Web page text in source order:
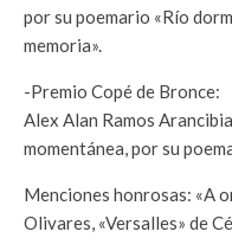
por su poemario «Río
memoria».
-Premio Copé de Bronce:
Alex Alan Ramos
momentánea, por su
Menciones honrosas: «A
Olivares, «Versalles» de